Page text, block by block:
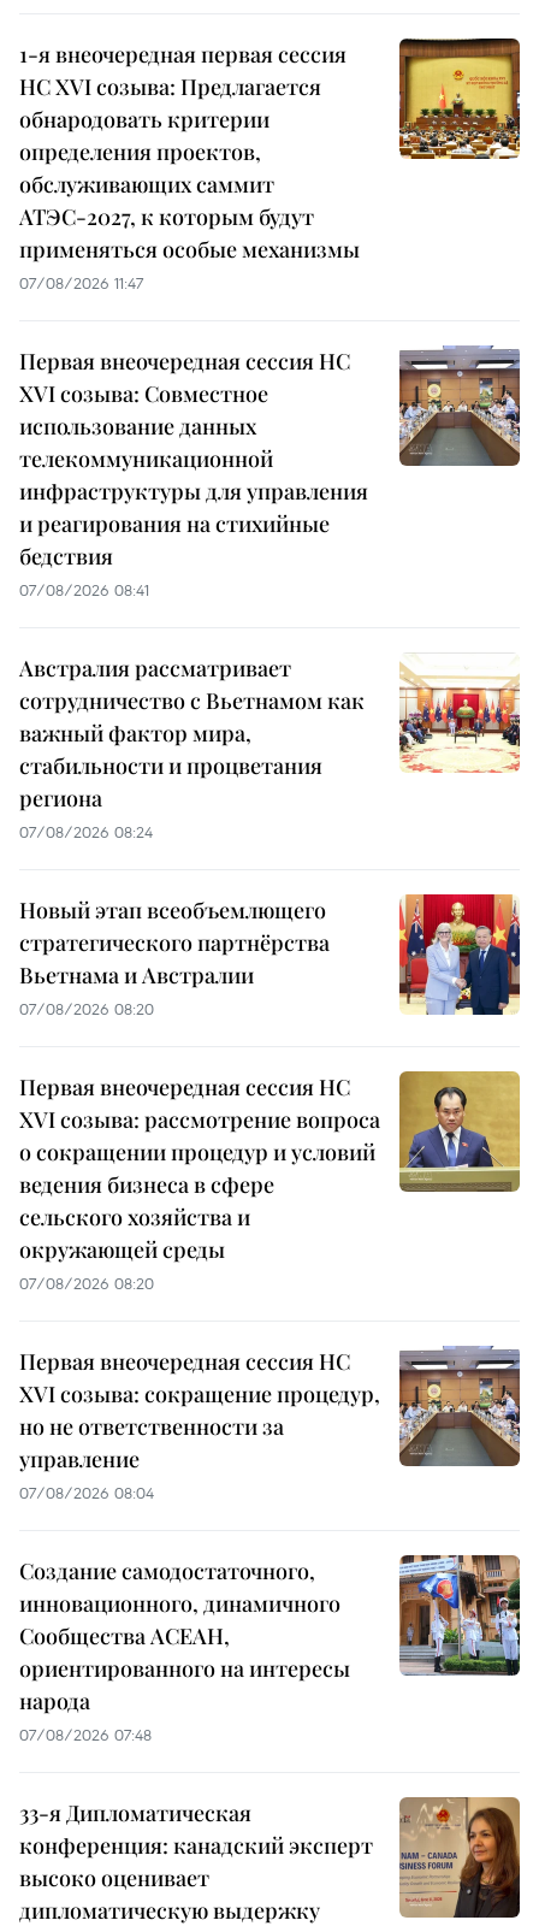
1-я внеочередная первая сессия
НС XVI созыва: Предлагается
обнародовать критерии
определения проектов,
обслуживающих саммит
АТЭС-2027, к которым будут
применяться особые механизмы
07/08/2026 11:47
Первая внеочередная сессия НС
XVI созыва: Совместное
использование данных
телекоммуникационной
инфраструктуры для управления
и реагирования на стихийные
бедствия
07/08/2026 08:41
Австралия рассматривает
сотрудничество с Вьетнамом как
важный фактор мира,
стабильности и процветания
региона
07/08/2026 08:24
Новый этап всеобъемлющего
стратегического партнёрства
Вьетнама и Австралии
07/08/2026 08:20
Первая внеочередная сессия НС
XVI созыва: рассмотрение вопроса
о сокращении процедур и условий
ведения бизнеса в сфере
сельского хозяйства и
окружающей среды
07/08/2026 08:20
Первая внеочередная сессия НС
XVI созыва: сокращение процедур,
но не ответственности за
управление
07/08/2026 08:04
Создание самодостаточного,
инновационного, динамичного
Сообщества АСЕАН,
ориентированного на интересы
народа
07/08/2026 07:48
33-я Дипломатическая
конференция: канадский эксперт
высоко оценивает
дипломатическую выдержку